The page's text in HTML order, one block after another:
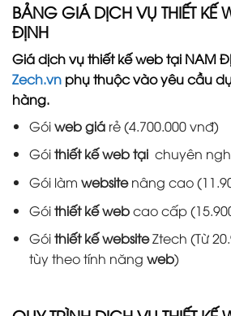
BẢNG GIÁ DỊCH VỤ THIẾT KẾ
ĐỊNH
Giá dịch vụ thiết kế web tại NAM
Zech.vn phụ thuộc vào yêu cầu
hàng.
Góiweb giárẻ (4.700.000 vnđ)
Góithiết kế web tại chuyên
Gói làm websitenâng cao
Góithiết kế webcao cấp
Góithiết kế websiteZtech (Từ
tùy theo tính năng web)